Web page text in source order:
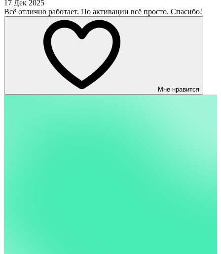
17 Дек 2025
Всё отлично работает. По активации всё просто. Спасибо!
Мне нравится